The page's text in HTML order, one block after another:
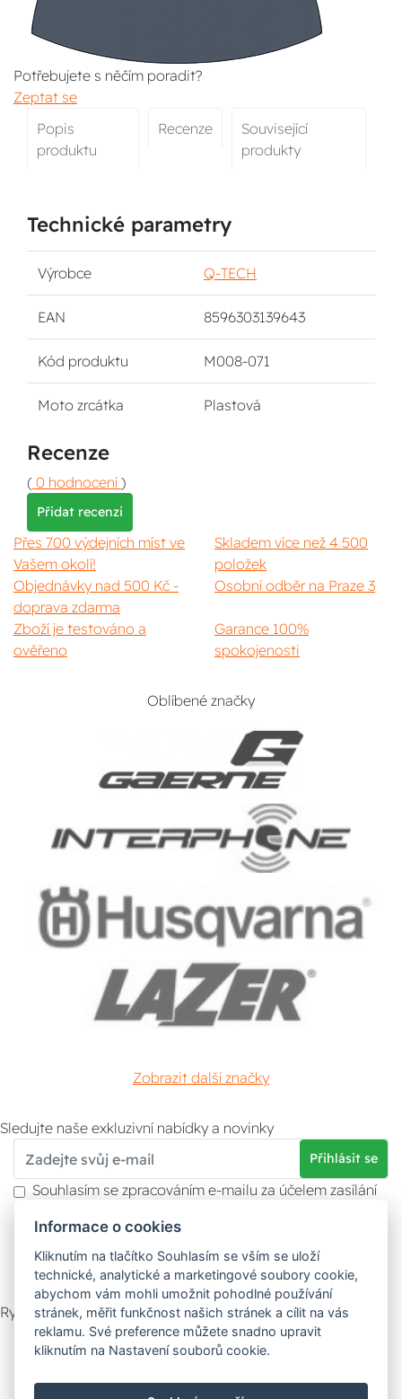
Potřebujete s něčím poradit?
Zeptat se
Popis
produktu
Recenze
Související
produkty
Technické parametry
Výrobce Q-TECH
EAN 8596303139643
Kód produktu M008-071
Moto zrcátka Plastová
Recenze
( 0 hodnocení )
Přidat recenzi
Přes 700 výdejních míst ve
Vašem okolí!
Skladem více než 4 500
položek
Objednávky nad 500 Kč -
doprava zdarma
Osobní odběr na Praze 3
Zboží je testováno a
ověřeno
Garance 100%
spokojenosti
Oblíbené značky
Zobrazit další značky
Sledujte naše exkluzivní nabídky a novinky
Přihlásit se
Souhlasím se zpracováním e-mailu za účelem zasílání
Více informací naleznete v
údajů . Souhlas můžete kdykoliv odvolat.
Rychlý kontakt
Zákaznický servis Vyzvednutí zboží
Informace o cookies
Kliknutím na tlačítko Souhlasím se vším se uloží
technické, analytické a marketingové soubory cookie,
abychom vám mohli umožnit pohodlné používání
stránek, měřit funkčnost našich stránek a cílit na vás
reklamu. Své preference můžete snadno upravit
kliknutím na Nastavení souborů cookie.